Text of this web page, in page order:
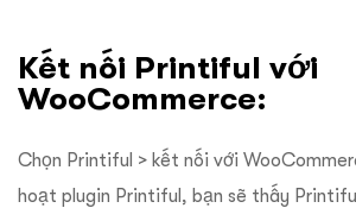
Kết nối Printiful với
WooCommerce:
Chọn Printiful > kết nối với
hoạt plugin Printiful, bạn sẽ thấy